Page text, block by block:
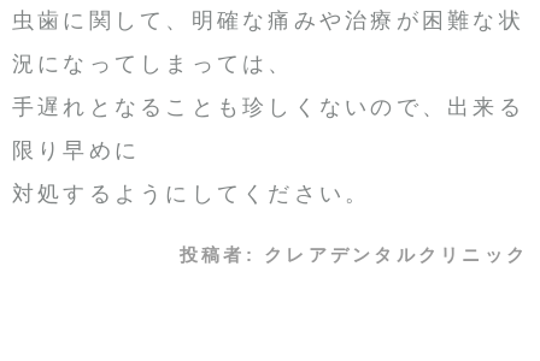
虫歯に関して、明確な痛みや治療が困難な状
況になってしまっては、
手遅れとなることも珍しくないので、出来る
限り早めに
対処するようにしてください。
投稿者: クレアデンタルクリニック